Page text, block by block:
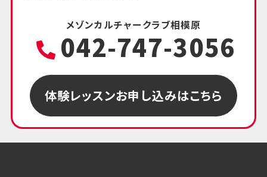
メゾンカルチャークラブ相模原
042-747-3056
体験レッスンお申し込みはこちら